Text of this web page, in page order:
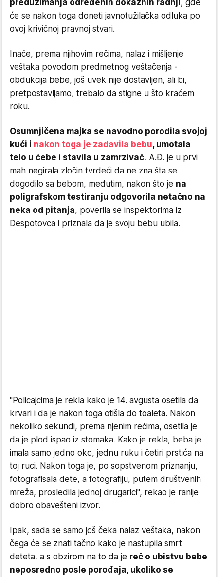
preduzimanja određenih dokaznih radnji, gde
će se nakon toga doneti javnotužilačka odluka po
ovoj krivičnoj pravnoj stvari.
Inače, prema njihovim rečima, nalaz i mišljenje
veštaka povodom predmetnog veštačenja -
obdukcija bebe, još uvek nije dostavljen, ali bi,
pretpostavljamo, trebalo da stigne u što kraćem
roku.
Osumnjičena majka se navodno porodila svojoj
kući i nakon toga je zadavila bebu, umotala
telo u ćebe i stavila u zamrzivač. A.Đ. je u prvi
mah negirala zločin tvrdeći da ne zna šta se
dogodilo sa bebom, međutim, nakon što je na
poligrafskom testiranju odgovorila netačno na
neka od pitanja, poverila se inspektorima iz
Despotovca i priznala da je svoju bebu ubila.
"Policajcima je rekla kako je 14. avgusta osetila da
krvari i da je nakon toga otišla do toaleta. Nakon
nekoliko sekundi, prema njenim rečima, osetila je
da je plod ispao iz stomaka. Kako je rekla, beba je
imala samo jedno oko, jednu ruku i četiri prstića na
toj ruci. Nakon toga je, po sopstvenom priznanju,
fotografisala dete, a fotografiju, putem društvenih
mreža, prosledila jednoj drugarici", rekao je ranije
dobro obavešteni izvor.
Ipak, sada se samo još čeka nalaz veštaka, nakon
čega će se znati tačno kako je nastupila smrt
deteta, a s obzirom na to da je reč o ubistvu bebe
neposredno posle porođaja, ukoliko se